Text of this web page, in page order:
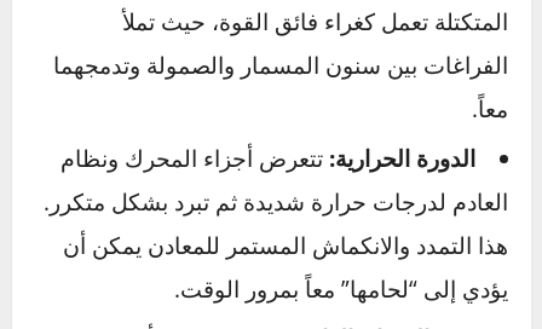
تحارب قوانين الفيزياء والكيمياء. أعداؤك الحقيقيون
هم:
الصدأ (الأكسدة):
عندما يتفاعل الحديد مع
الأكسجين والرطوبة، يتكون الصدأ. هذه المادة
المتكتلة تعمل كغراء فائق القوة، حيث تملأ
الفراغات بين سنون المسمار والصمولة وتدمجهما